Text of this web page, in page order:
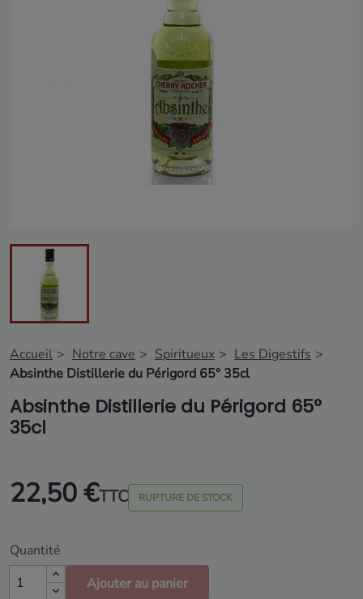
Accueil Notre cave Spiritueux
Les Digestifs
Absinthe Distillerie du Périgord 65° 35cl
Absinthe Distillerie du Périgord 65°
35cl
22,50 €TTC RUPTURE DE STOCK
Quantité
Ajouter au panier